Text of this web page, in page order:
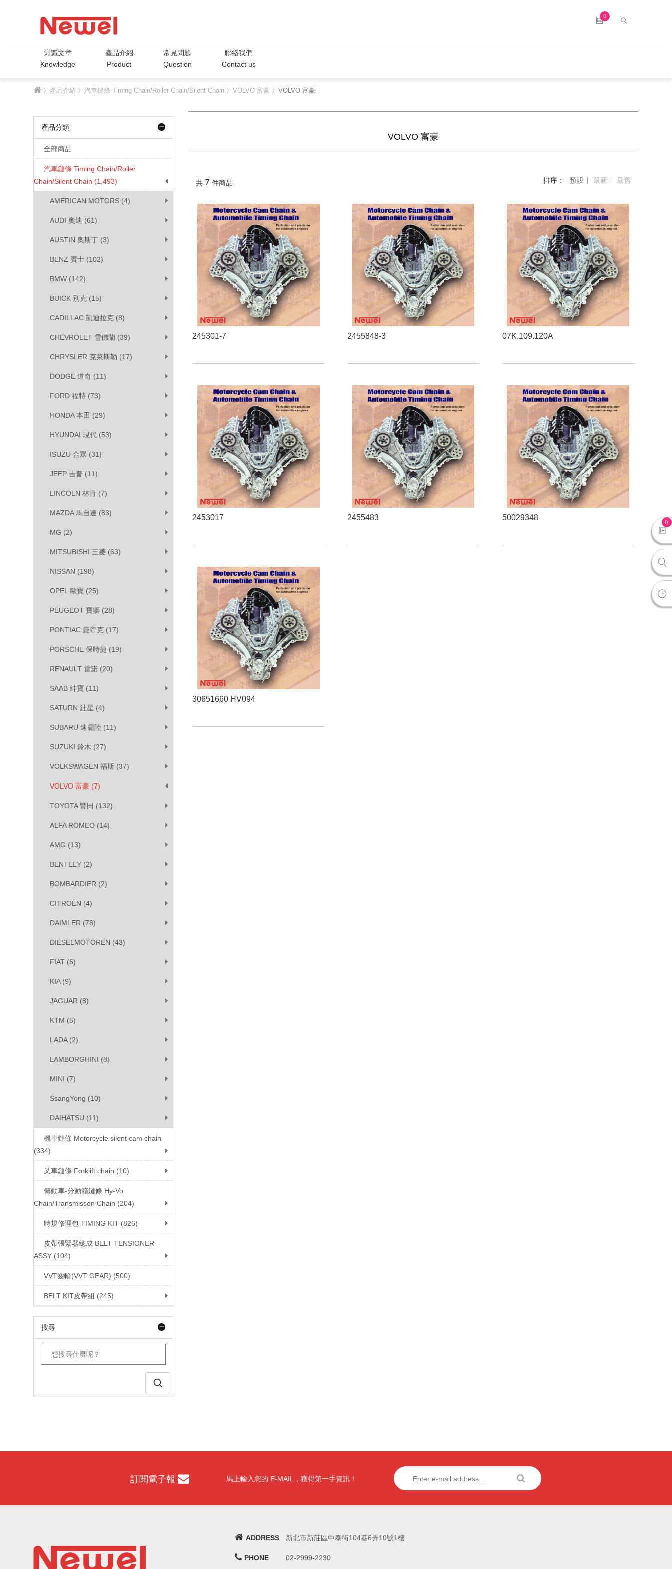
0
知識文章
Knowledge
產品介紹
Product
常見問題
Question
聯絡我們
Contact us
0
〉 產品介紹 〉汽車鏈條 Timing Chain/Roller Chain/Silent Chain 〉VOLVO 富豪 〉VOLVO 富豪
產品分類
全部商品
汽車鏈條 Timing Chain/Roller
Chain/Silent Chain (1,493)
AMERICAN MOTORS (4)
AUDI 奧迪 (61)
AUSTIN 奧斯丁 (3)
BENZ 賓士 (102)
BMW (142)
BUICK 別克 (15)
CADILLAC 凱迪拉克 (8)
CHEVROLET 雪佛蘭 (39)
CHRYSLER 克萊斯勒 (17)
DODGE 道奇 (11)
FORD 福特 (73)
HONDA 本田 (29)
HYUNDAI 現代 (53)
ISUZU 合眾 (31)
JEEP 吉普 (11)
LINCOLN 林肯 (7)
MAZDA 馬自達 (83)
MG (2)
MITSUBISHI 三菱 (63)
NISSAN (198)
OPEL 歐寶 (25)
PEUGEOT 寶獅 (28)
PONTIAC 龐帝克 (17)
PORSCHE 保時捷 (19)
RENAULT 雷諾 (20)
SAAB 紳寶 (11)
SATURN 釷星 (4)
SUBARU 速霸陸 (11)
SUZUKI 鈴木 (27)
VOLKSWAGEN 福斯 (37)
VOLVO 富豪 (7)
TOYOTA 豐田 (132)
ALFA ROMEO (14)
AMG (13)
BENTLEY (2)
BOMBARDIER (2)
CITROËN (4)
DAIMLER (78)
DIESELMOTOREN (43)
FIAT (6)
KIA (9)
JAGUAR (8)
KTM (5)
LADA (2)
LAMBORGHINI (8)
MINI (7)
SsangYong (10)
DAIHATSU (11)
機車鏈條 Motorcycle silent cam chain
(334)
叉車鏈條 Forklift chain (10)
傳動車-分動箱鏈條 Hy-Vo
Chain/Transmisson Chain (204)
時規修理包 TIMING KIT (826)
皮帶張緊器總成 BELT TENSIONER
ASSY (104)
VVT齒輪(VVT GEAR) (500)
BELT KIT皮帶組 (245)
搜尋
VOLVO 富豪
共 7 件商品 排序： 預設 最新 最舊
245301-7 2455848-3 07K.109.120A
2453017 2455483 50029348
30651660 HV094
訂閱電子報 馬上輸入您的 E-MAIL，獲得第一手資訊！
ADDRESS 新北市新莊區中泰街104巷6弄10號1樓
PHONE 02-2999-2230